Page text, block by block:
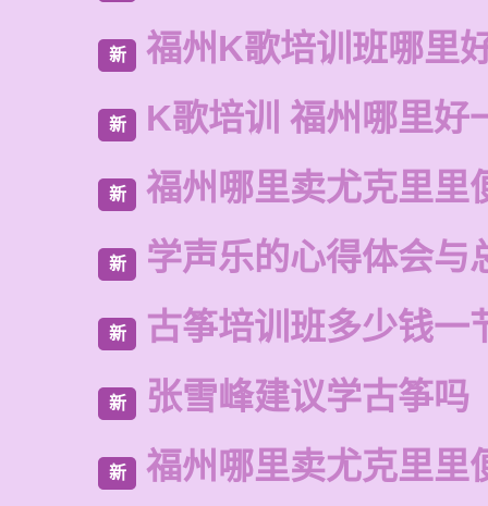
新 福州K歌培训班哪里
新 K歌培训 福州哪里好
新 福州哪里卖尤克里里
新 学声乐的心得体会与
新 古筝培训班多少钱一
新 张雪峰建议学古筝吗
新 福州哪里卖尤克里里